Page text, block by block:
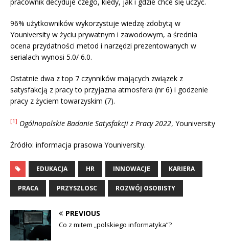
96% użytkowników wykorzystuje wiedzę zdobytą w
Youniversity w życiu prywatnym i zawodowym, a średnia
ocena przydatności metod i narzędzi prezentowanych w
serialach wynosi 5.0/ 6.0.
Ostatnie dwa z top 7 czynników mających związek z
satysfakcją z pracy to przyjazna atmosfera (nr 6) i godzenie
pracy z życiem towarzyskim (7).
[1] Ogólnopolskie Badanie Satysfakcji z Pracy 2022, Youniversity
Żródło: informacja prasowa Youniversity.
EDUKACJA HR INNOWACJE KARIERA
PRACA PRZYSZLOSC ROZWÓJ OSOBISTY
PREVIOUS
Co z mitem „polskiego informatyka”?